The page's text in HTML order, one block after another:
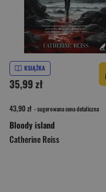
KSIĄŻKA
35,99 zł
43,90 zł - sugerowana cena detaliczna
Bloody island
Catherine Reiss